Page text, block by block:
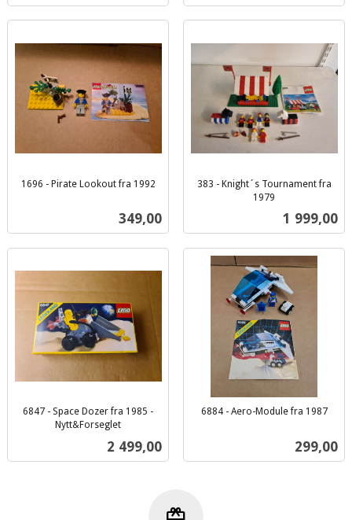
1696 - Pirate Lookout fra 1992
Pris
349,00
383 - Knight´s Tournament fra
1979
Pris
1 999,00
6847 - Space Dozer fra 1985 -
Nytt&Forseglet
Pris
2 499,00
6884 - Aero-Module fra 1987
Pris
299,00